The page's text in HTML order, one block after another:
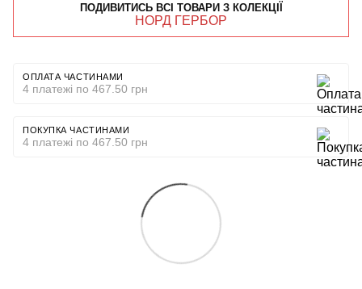
ПОДИВИТИСЬ ВСІ ТОВАРИ З КОЛЕКЦІЇ
НОРД ГЕРБОР
ОПЛАТА ЧАСТИНАМИ
4 платежі по 467.50 грн
ПОКУПКА ЧАСТИНАМИ
4 платежі по 467.50 грн